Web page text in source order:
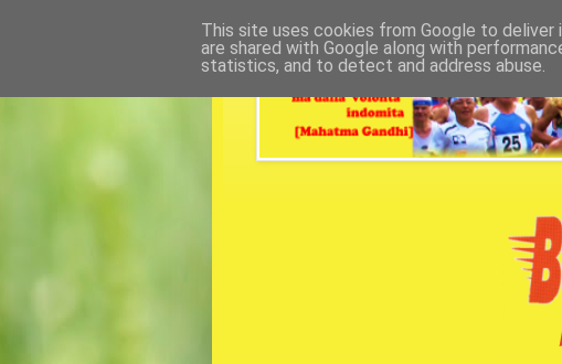
This site uses cookies from Google to
are shared with Google along with
statistics, and to detect and address abuse.